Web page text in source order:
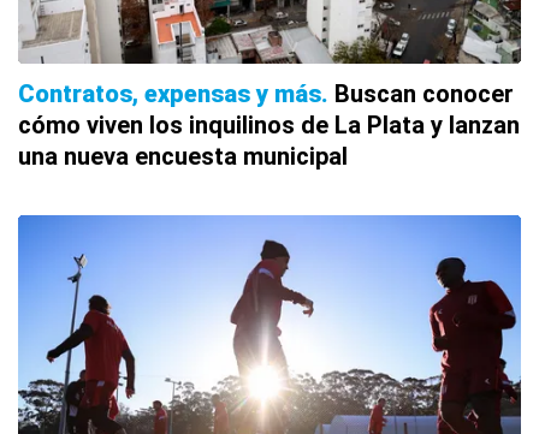
Contratos, expensas y más Buscan conocer
cómo viven los inquilinos de La Plata y lanzan
una nueva encuesta municipal